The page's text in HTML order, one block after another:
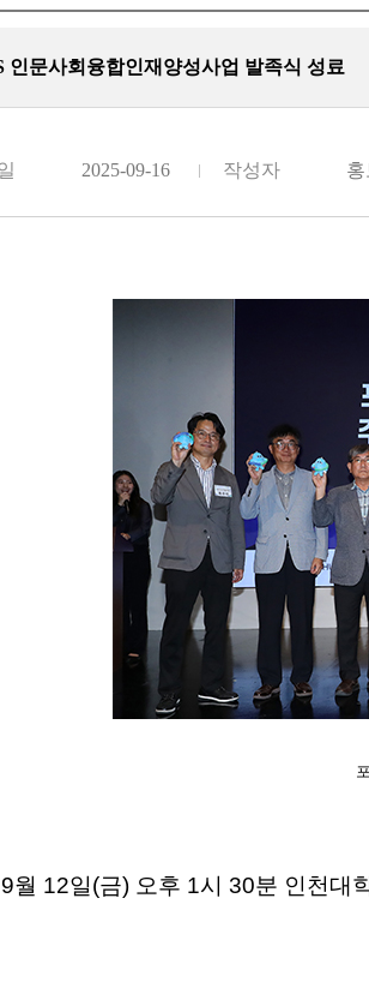
인문사회융합인재양성사업 발족식 성료
2025-09-16 작성자 홍
월 12일(금) 오후 1시 30분 인천